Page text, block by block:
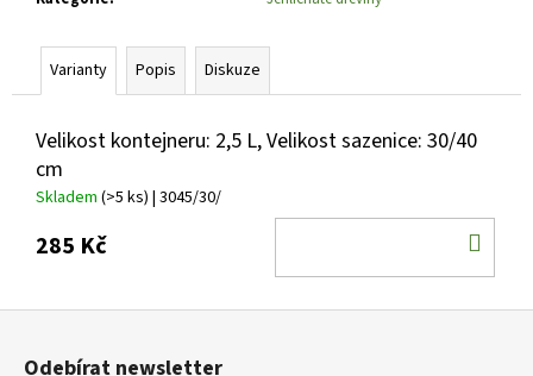
Varianty Popis Diskuze
Velikost kontejneru: 2,5 L, Velikost sazenice: 30/40
cm
Skladem (>5 ks) | 3045/30/
285 Kč
m
PANICULATA
PLAMENKA
179
Z
Odebírat newsletter